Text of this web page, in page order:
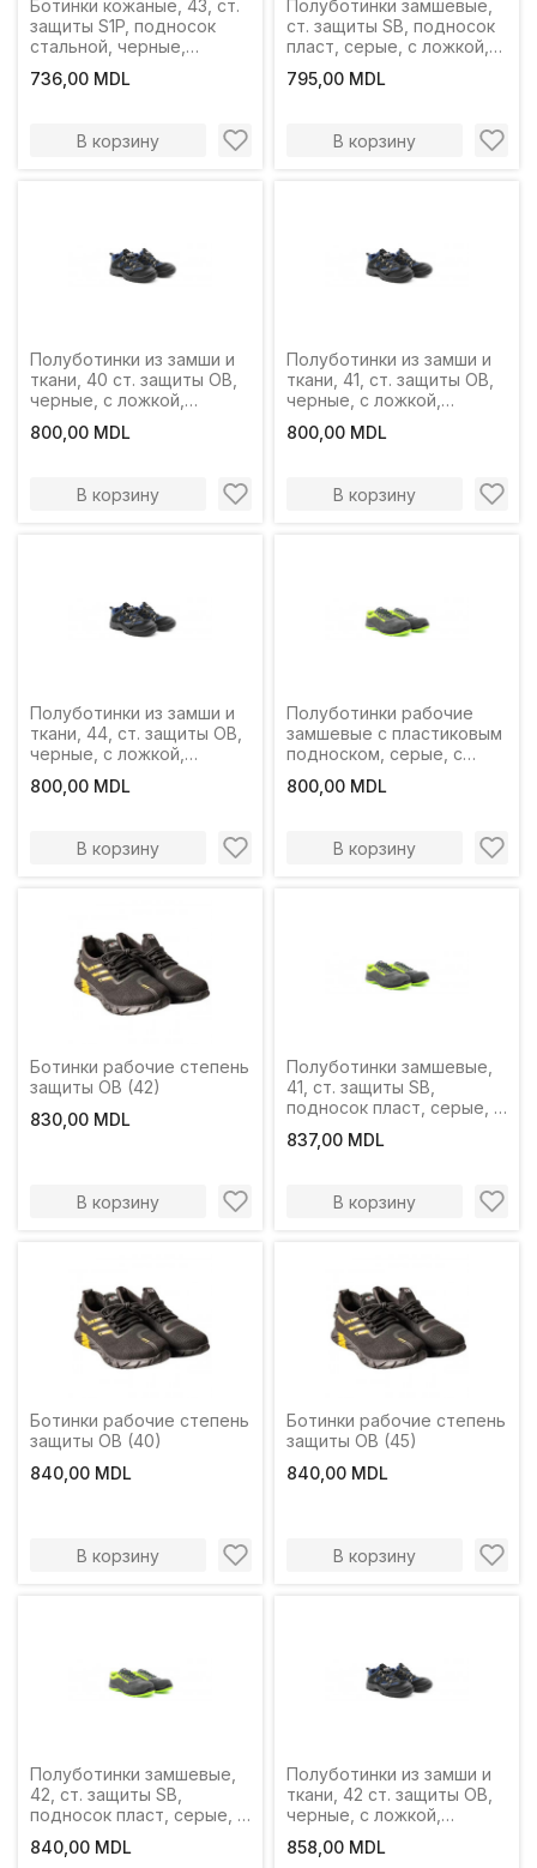
Ботинки кожаные, 43, ст.
защиты S1P, подносок
стальной, черные,
736,00 MDL
В корзину
Полуботинки замшевые,
ст. защиты SB, подносок
пласт, серые, с ложкой,
795,00 MDL
В корзину
Полуботинки из замши и
ткани, 40 ст. защиты OB,
черные, с ложкой,
800,00 MDL
В корзину
Полуботинки из замши и
ткани, 41, ст. защиты OB,
черные, с ложкой,
800,00 MDL
В корзину
Полуботинки из замши и
ткани, 44, ст. защиты OB,
черные, с ложкой,
800,00 MDL
В корзину
Полуботинки рабочие
замшевые с пластиковым
подноском, серые, с
800,00 MDL
В корзину
Ботинки рабочие степень
защиты OB (42)
830,00 MDL
В корзину
Полуботинки замшевые,
41, ст. защиты SB,
подносок пласт, серые, с
837,00 MDL
В корзину
Ботинки рабочие степень
защиты OB (40)
840,00 MDL
В корзину
Ботинки рабочие степень
защиты OB (45)
840,00 MDL
В корзину
Полуботинки замшевые,
42, ст. защиты SB,
подносок пласт, серые, с
840,00 MDL
Полуботинки из замши и
ткани, 42 ст. защиты OB,
черные, с ложкой,
858,00 MDL